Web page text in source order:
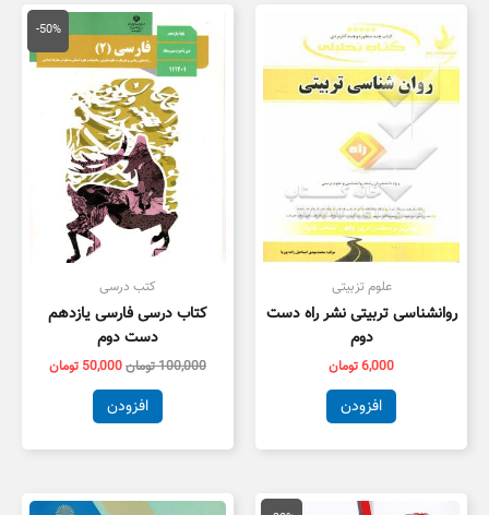
علوم تزبیتی
روانشناسی تربیتی نشر راه دست
دوم
6,000تومان
افزودن
-50%
کتب درسی
کتاب درسی فارسی یازدهم
دست دوم
100,000تومان
قیمت
اصلی
100,000 تومان
بود.
50,000 تومان
قیمت
فعلی
است.
افزودن
قیمت
قیمت